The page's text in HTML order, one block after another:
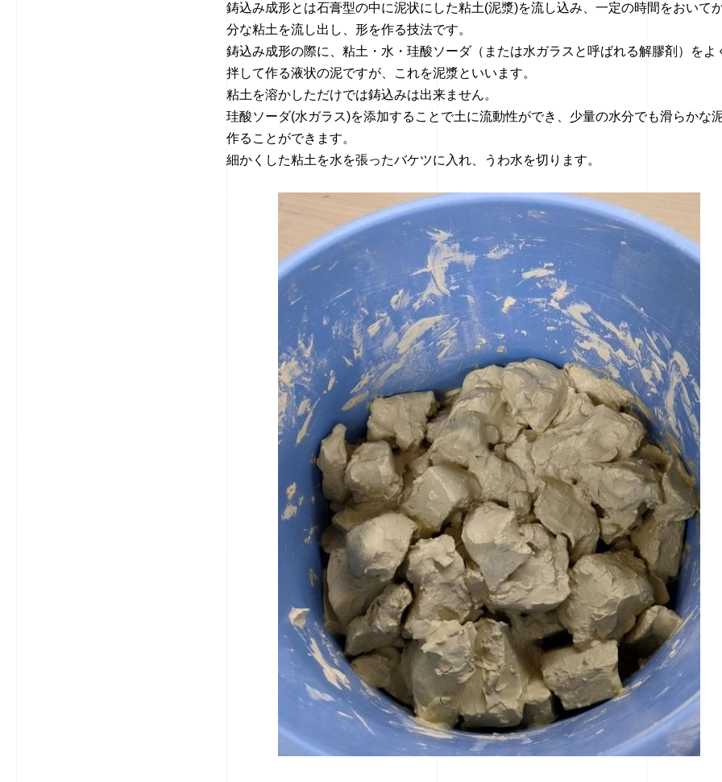
鋳込み成形とは石膏型の中に泥状にした粘土(泥漿)を流し込み、一定の時間をおいて
分な粘土を流し出し、形を作る技法です。
鋳込み成形の際に、粘土・水・珪酸ソーダ（または水ガラスと呼ばれる解膠剤）をよ
拌して作る液状の泥ですが、これを泥漿といいます。
粘土を溶かしただけでは鋳込みは出来ません。
珪酸ソーダ(水ガラス)を添加することで土に流動性ができ、少量の水分でも滑らかな
作ることができます。
細かくした粘土を水を張ったバケツに入れ、うわ水を切ります。